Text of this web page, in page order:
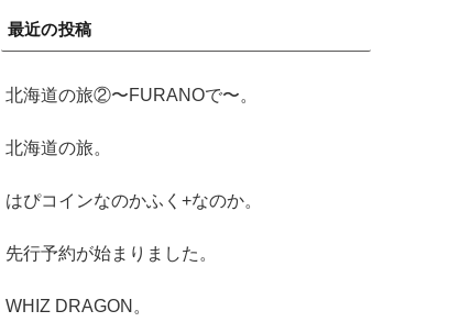
最近の投稿
北海道の旅②〜FURANOで〜。
北海道の旅。
はぴコインなのかふく+なのか。
先行予約が始まりました。
WHIZ DRAGON。